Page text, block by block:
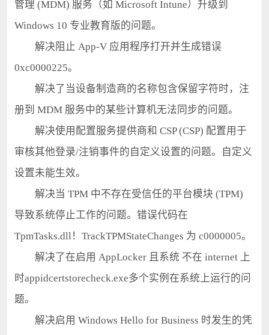
管理 (MDM) 服务（如 Microsoft Intune）升级到
Windows 10 专业教育版的问题。
解决阻止 App-V 应用程序打开并生成错误
0xc0000225。
解决了当设备制造商的名称包含保留字符时，注
册到 MDM 服务中的某些计算机无法同步的问题。
解决使用配置服务提供商和 CSP (CSP) 配置用于
审核其他登录/注销事件的自定义设置的问题。自定义
设置未能生效。
解决当 TPM 中不存在受信任的平台模块 (TPM)
导致系统停止工作的问题。错误代码在
TpmTasks.dll！TrackTPMStateChanges 为 c0000005。
解决了在启用 AppLocker 且系统 不在 internet 上
时appidcertstorecheck.exe多个实例在系统上运行的问
题。
解决启用 Windows Hello for Business 时发生的凭